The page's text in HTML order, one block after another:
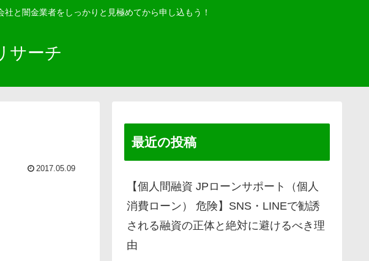
と闇金業者をしっかりと見極めてから申し込もう！
サーチ
2017.05.09
最近の投稿
【個人間融資 JPローンサポート（個人
消費ローン） 危険】SNS・LINEで勧誘
される融資の正体と絶対に避けるべき理
由